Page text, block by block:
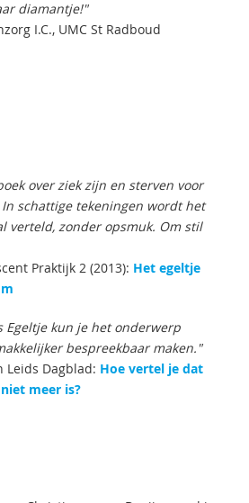
diamantje!"
I.C., UMC St Radboud
over ziek zijn en sterven voor
schattige tekeningen wordt het
verteld, zonder opsmuk. Om stil
Praktijk 2 (2013): Het egeltje
Egeltje kun je het onderwerp
bespreekbaar maken."
Leids Dagblad: Hoe vertel je dat
meer is?